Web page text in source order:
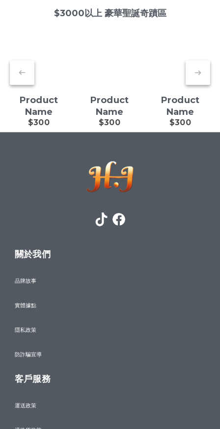
$3000以上 豪華聖誕奇蹟區
Product
Name
$300
Product
Name
$300
Product
Name
$300
關於我們
品牌故事
實體據點
隱私政策
防詐騙宣導
客戶服務
運送政策